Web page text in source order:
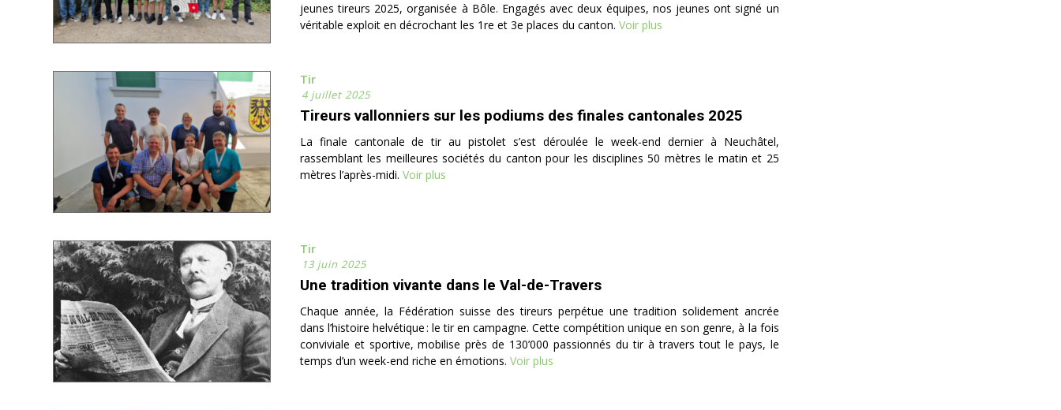
jeunes tireurs 2025, organisée à Bôle. Engagés avec deux équipes, nos jeunes ont signé un
véritable exploit en décrochant les 1re et 3e places du canton. Voir plus
Tir
4 juillet 2025
Tireurs vallonniers sur les podiums des finales cantonales 2025
La finale cantonale de tir au pistolet s’est déroulée le week-end dernier à Neuchâtel,
rassemblant les meilleures sociétés du canton pour les disciplines 50 mètres le matin et 25
mètres l’après-midi. Voir plus
Tir
13 juin 2025
Une tradition vivante dans le Val-de-Travers
Chaque année, la Fédération suisse des tireurs perpétue une tradition solidement ancrée
dans l’histoire helvétique : le tir en campagne. Cette compétition unique en son genre, à la fois
conviviale et sportive, mobilise près de 130’000 passionnés du tir à travers tout le pays, le
temps d’un week-end riche en émotions. Voir plus